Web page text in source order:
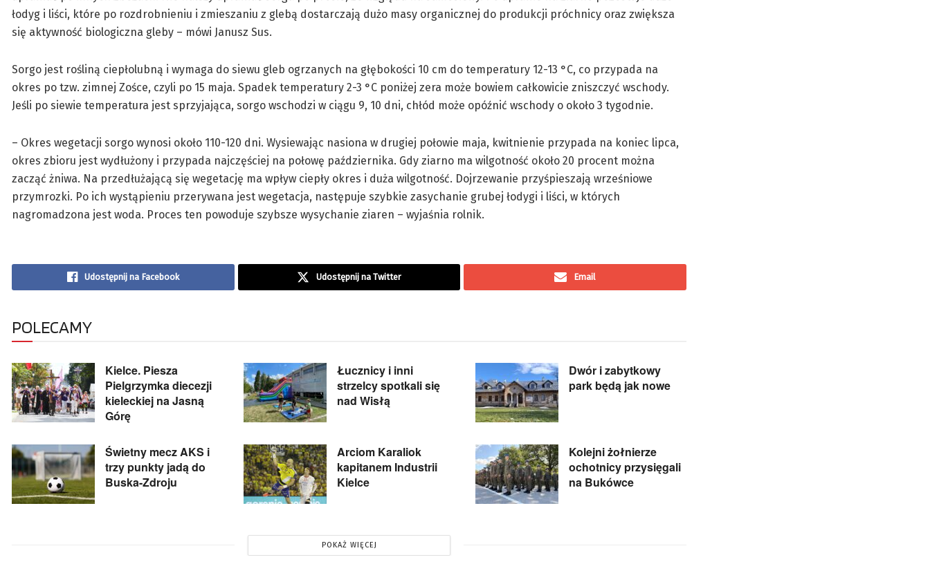
łodyg i liści, które po rozdrobnieniu i zmieszaniu z glebą dostarczają dużo masy organicznej do produkcji próchnicy oraz zwiększa
się aktywność biologiczna gleby – mówi Janusz Sus.
Sorgo jest rośliną ciepłolubną i wymaga do siewu gleb ogrzanych na głębokości 10 cm do temperatury 12-13 °C, co przypada na
okres po tzw. zimnej Zośce, czyli po 15 maja. Spadek temperatury 2-3 °C poniżej zera może bowiem całkowicie zniszczyć wschody.
Jeśli po siewie temperatura jest sprzyjająca, sorgo wschodzi w ciągu 9, 10 dni, chłód może opóźnić wschody o około 3 tygodnie.
– Okres wegetacji sorgo wynosi około 110-120 dni. Wysiewając nasiona w drugiej połowie maja, kwitnienie przypada na koniec lipca,
okres zbioru jest wydłużony i przypada najczęściej na połowę października. Gdy ziarno ma wilgotność około 20 procent można
zacząć żniwa. Na przedłużającą się wegetację ma wpływ ciepły okres i duża wilgotność. Dojrzewanie przyśpieszają wrześniowe
przymrozki. Po ich wystąpieniu przerywana jest wegetacja, następuje szybkie zasychanie grubej łodygi i liści, w których
nagromadzona jest woda. Proces ten powoduje szybsze wysychanie ziaren – wyjaśnia rolnik.
Udostępnij na Facebook Udostępnij na Twitter Email
POLECAMY
Kielce. Piesza
Pielgrzymka diecezji
kieleckiej na Jasną
Górę
Łucznicy i inni
strzelcy spotkali się
nad Wisłą
Dwór i zabytkowy
park będą jak nowe
Świetny mecz AKS i
trzy punkty jadą do
Buska-Zdroju
Arciom Karaliok
kapitanem Industrii
Kielce
Kolejni żołnierze
ochotnicy przysięgali
na Bukówce
POKAŻ WIĘCEJ